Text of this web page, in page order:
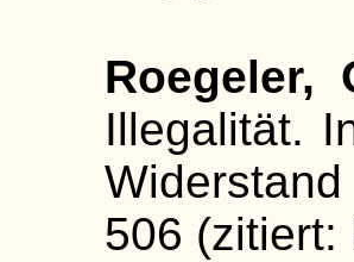
Roegeler,
Illegalität.
506 (zitiert: